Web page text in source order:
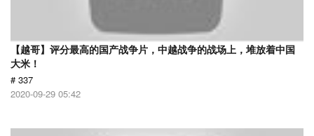
【越哥】评分最高的国产战争片，中越战争的战场上，堆放着中国
大米！
# 337
2020-09-29 05:42